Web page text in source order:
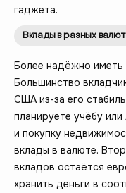
гаджета.
Вклады в разных
Более надёжно иметь
Большинство
США из-за его
планируете учёбу
и покупку
вклады в валюте.
вкладов остаётся
хранить деньги в